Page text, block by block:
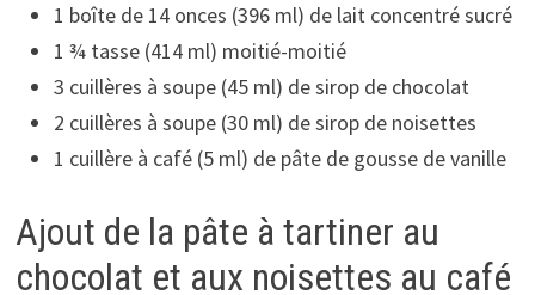
1 boîte de 14 onces (396 ml) de lait concentré sucré
1 ¾ tasse (414 ml) moitié-moitié
3 cuillères à soupe (45 ml) de sirop de chocolat
2 cuillères à soupe (30 ml) de sirop de noisettes
1 cuillère à café (5 ml) de pâte de gousse de vanille
Ajout de la pâte à tartiner au
chocolat et aux noisettes au café